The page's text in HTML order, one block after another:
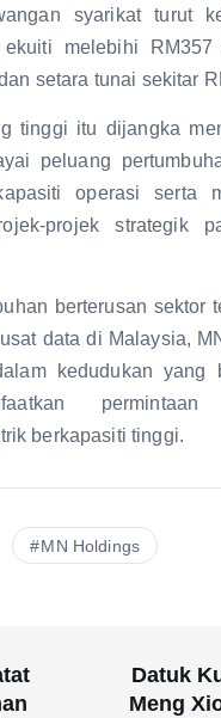
syarikat turut
melebihi
setara tunai sekitar
tinggi itu dijangka
peluang
operasi serta
projek strategik
berterusan sektor
data di Malaysia,
kedudukan yang
permintaan
berkapasiti tinggi.
MN Holdings
Datuk
Meng